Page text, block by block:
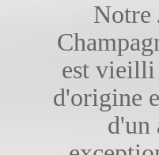
Notre
est vieilli
d'origine
d'un